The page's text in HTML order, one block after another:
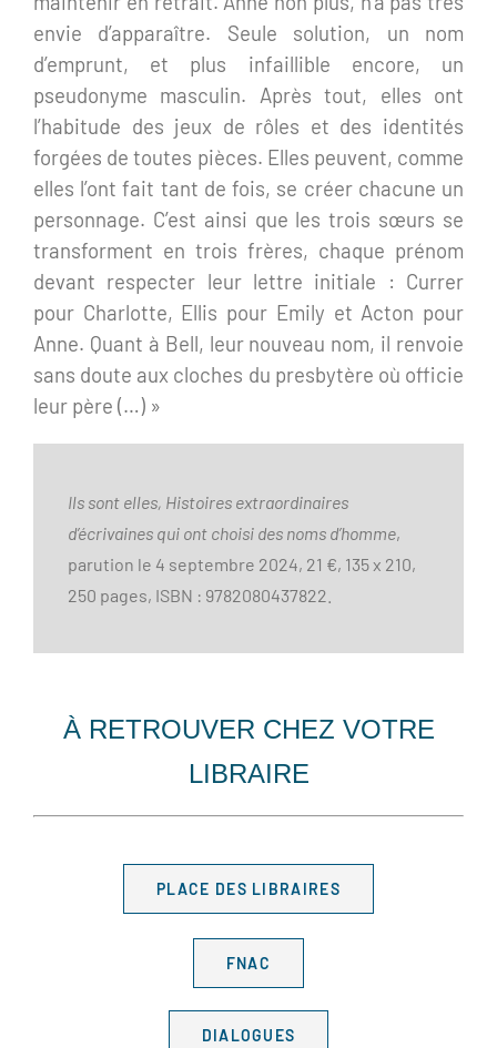
envie d’apparaître. Seule solution, un nom
d’emprunt, et plus infaillible encore, un
pseudonyme masculin. Après tout, elles ont
l’habitude des jeux de rôles et des identités
forgées de toutes pièces. Elles peuvent, comme
elles l’ont fait tant de fois, se créer chacune un
personnage. C’est ainsi que les trois sœurs se
transforment en trois frères, chaque prénom
devant respecter leur lettre initiale : Currer
pour Charlotte, Ellis pour Emily et Acton pour
Anne. Quant à Bell, leur nouveau nom, il renvoie
sans doute aux cloches du presbytère où officie
leur père (…) »
Ils sont elles, Histoires extraordinaires
d’écrivaines qui ont choisi des noms d’homme,
parution le 4 septembre 2024, 21 €, 135 x 210,
250 pages, ISBN : 9782080437822.
À RETROUVER CHEZ VOTRE
LIBRAIRE
PLACE DES LIBRAIRES
FNAC
DIALOGUES